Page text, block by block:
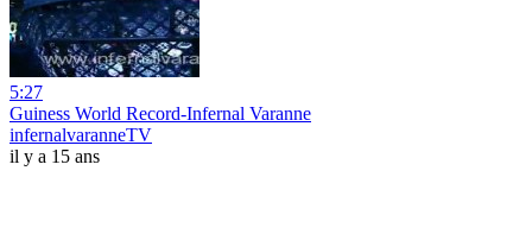
5:27
Guiness World Record-Infernal Varanne
infernalvaranneTV
il y a 15 ans